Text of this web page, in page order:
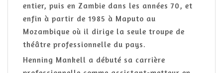
entier, puis en Zambie dans les années 70, et
enfin à partir de 1985 à Maputo au
Mozambique où il dirige la seule troupe de
théâtre professionnelle du pays.
Henning Mankell a débuté sa carrière